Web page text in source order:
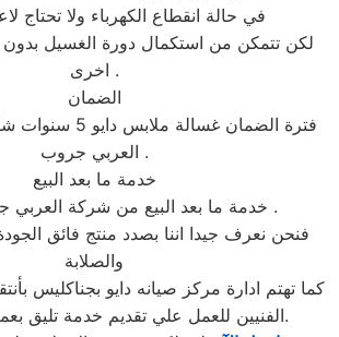
في حالة انقطاع الكهرباء ولا تحتاج
لكن تتمكن من استكمال دورة الغسيل بدون
اخرى .
الضمان
فترة الضمان
العربي جروب .
خدمة ما بعد البيع
خدمة ما بعد البيع من شركة العربي جروب ممتازه .
فنحن نعرف جيدا اننا بصدد منتج فائق الجودة
والصلابة
كما تهتم ادارة مركز صيانه دايو بجناكليس
الفنيين للعمل علي تقديم خدمة تليق بعملائنا بجناكليس.